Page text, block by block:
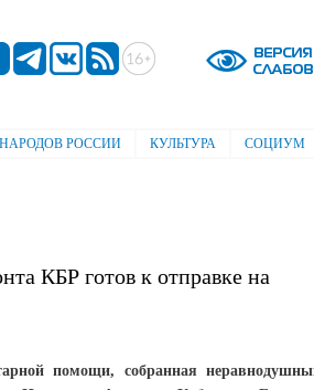
содержанию
РОССИИ КУЛЬТУРА СОЦИУМ
КБР готов к отправке на
помощи, собранная